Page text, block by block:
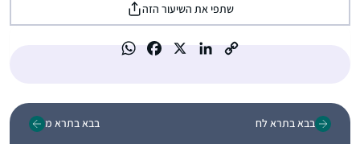
שתפי את השיעור הזה
בבא בתרא לח בבא בתרא מ